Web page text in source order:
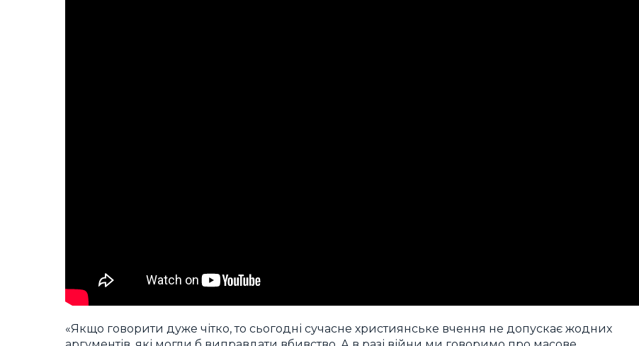
«Якщо говорити дуже чітко, то сьогодні сучасне християнське вчення не допускає жодних